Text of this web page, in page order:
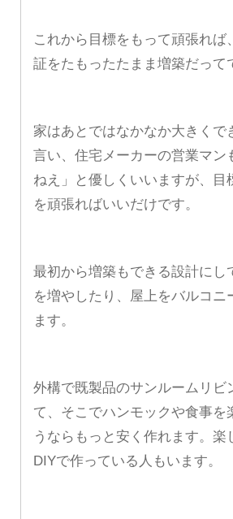
これから目標をもって頑張れば
証をたもったたまま増築だって
家はあとではなかなか大きくで
言い、住宅メーカーの営業マン
ねえ」と優しくいいますが、目
を頑張ればいいだけです。
最初から増築もできる設計にし
を増やしたり、屋上をバルコニ
ます。
外構で既製品のサンルームリビ
て、そこでハンモックや食事を
うならもっと安く作れます。楽
DIYで作っている人もいます。